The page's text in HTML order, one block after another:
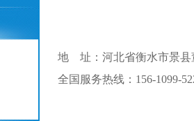
地 址：河北省衡水市景县
全国服务热线：156-1099-